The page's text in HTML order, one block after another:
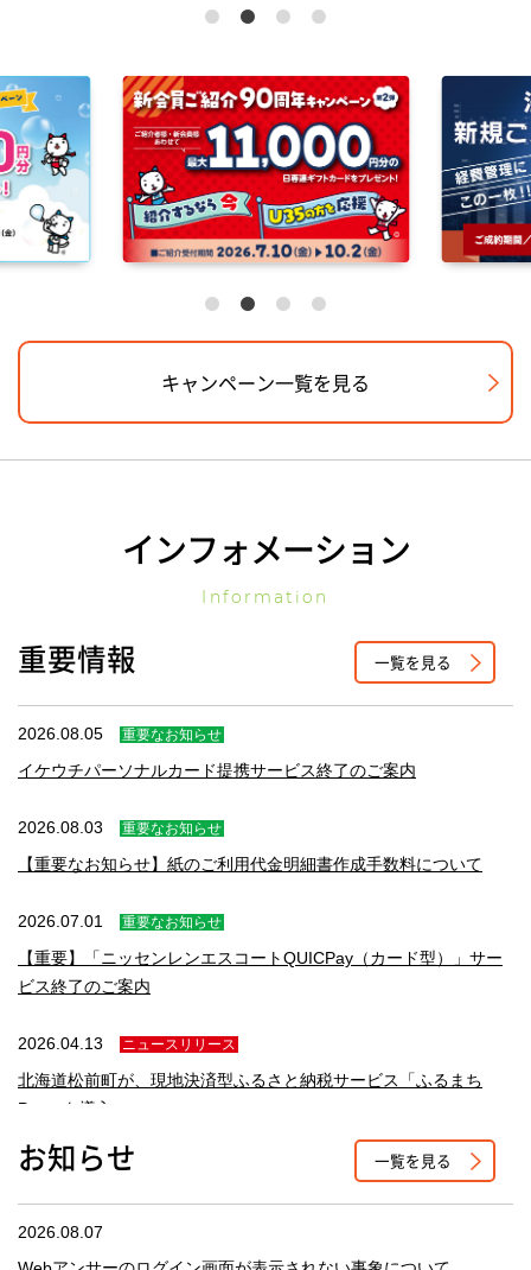
キャンペーン一覧を見る
インフォメーション
Information
重要情報 一覧を見る
2026.08.05 重要なお知らせ
イケウチパーソナルカード提携サービス終了のご案内
2026.08.03 重要なお知らせ
【重要なお知らせ】紙のご利用代金明細書作成手数料について
2026.07.01 重要なお知らせ
【重要】「ニッセンレンエスコートQUICPay（カード型）」サー
ビス終了のご案内
2026.04.13 ニュースリリース
北海道松前町が、現地決済型ふるさと納税サービス「ふるまち
Pay」を導入
2026.03.16 重要なお知らせ
小樽支店移転のお知らせ
お知らせ 一覧を見る
2026.08.07